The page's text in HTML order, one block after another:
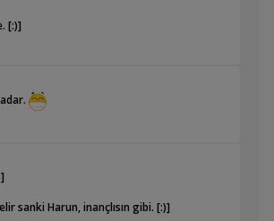
[:)]
sanki Harun, inançlısın gibi. [:)]